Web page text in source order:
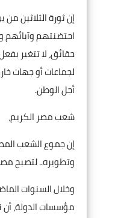
إن ثورة الثلاثين
احتضنتهم وآبائهم
حقائق، لا تتغير
لجماعات أو جهات
أجل الوطن.
شعب مصر الكريم،
إن جموع الشعب
وتطويره.. لتصبح
وخلال السنوات
مؤسسات الدولة،